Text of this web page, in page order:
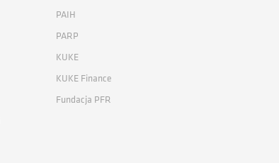
PAIH
PARP
KUKE
KUKE Finance
Fundacja PFR